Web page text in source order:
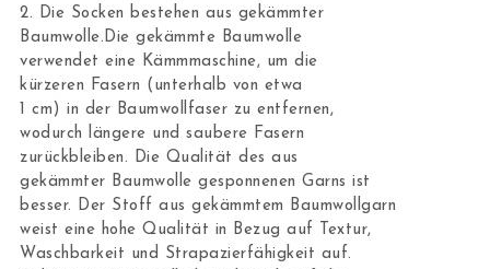
2. Die Socken bestehen aus gekämmter
Baumwolle.Die gekämmte Baumwolle
verwendet eine Kämmmaschine, um die
kürzeren Fasern (unterhalb von etwa
1 cm) in der Baumwollfaser zu entfernen,
wodurch längere und saubere Fasern
zurückbleiben. Die Qualität des aus
gekämmter Baumwolle gesponnenen Garns ist
besser. Der Stoff aus gekämmtem Baumwollgarn
weist eine hohe Qualität in Bezug auf Textur,
Waschbarkeit und Strapazierfähigkeit auf.